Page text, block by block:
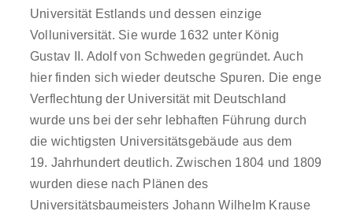
Universität Estlands und dessen einzige
Volluniversität. Sie wurde 1632 unter König
Gustav II. Adolf von Schweden gegründet. Auch
hier finden sich wieder deutsche Spuren. Die enge
Verflechtung der Universität mit Deutschland
wurde uns bei der sehr lebhaften Führung durch
die wichtigsten Universitätsgebäude aus dem
19. Jahrhundert deutlich. Zwischen 1804 und 1809
wurden diese nach Plänen des
Universitätsbaumeisters Johann Wilhelm Krause